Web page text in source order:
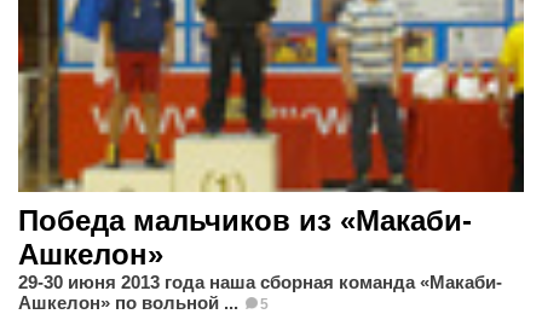
Победа мальчиков из «Макаби-
Ашкелон»
29-30 июня 2013 года наша сборная команда «Макаби-
Ашкелон» по вольной ...
5